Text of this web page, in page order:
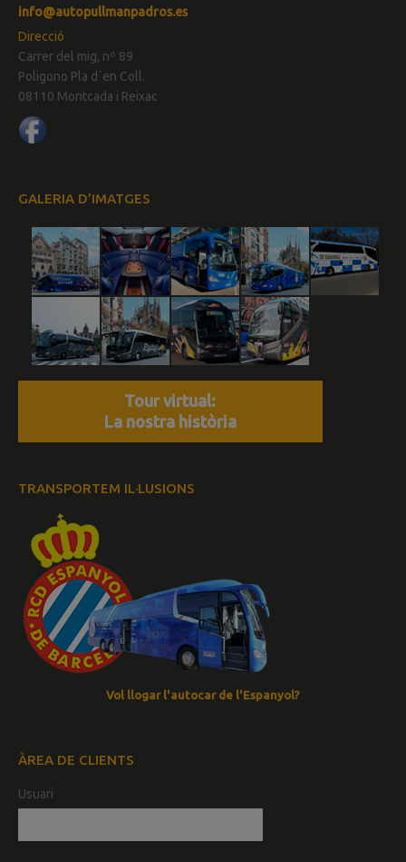
info@autopullmanpadros.es
Direcció
Carrer del mig, nº 89
Poligono Pla d´en Coll.
08110 Montcada i Reixac
GALERIA D’IMATGES
Tour virtual:
La nostra història
TRANSPORTEM IL·LUSIONS
Vol llogar l'autocar de l'Espanyol?
ÀREA DE CLIENTS
Usuari